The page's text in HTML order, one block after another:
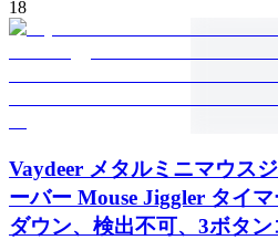
18
Vaydeer メタルミニマウス
ーバー Mouse Jiggler タイ
ダウン、検出不可、3ボタ